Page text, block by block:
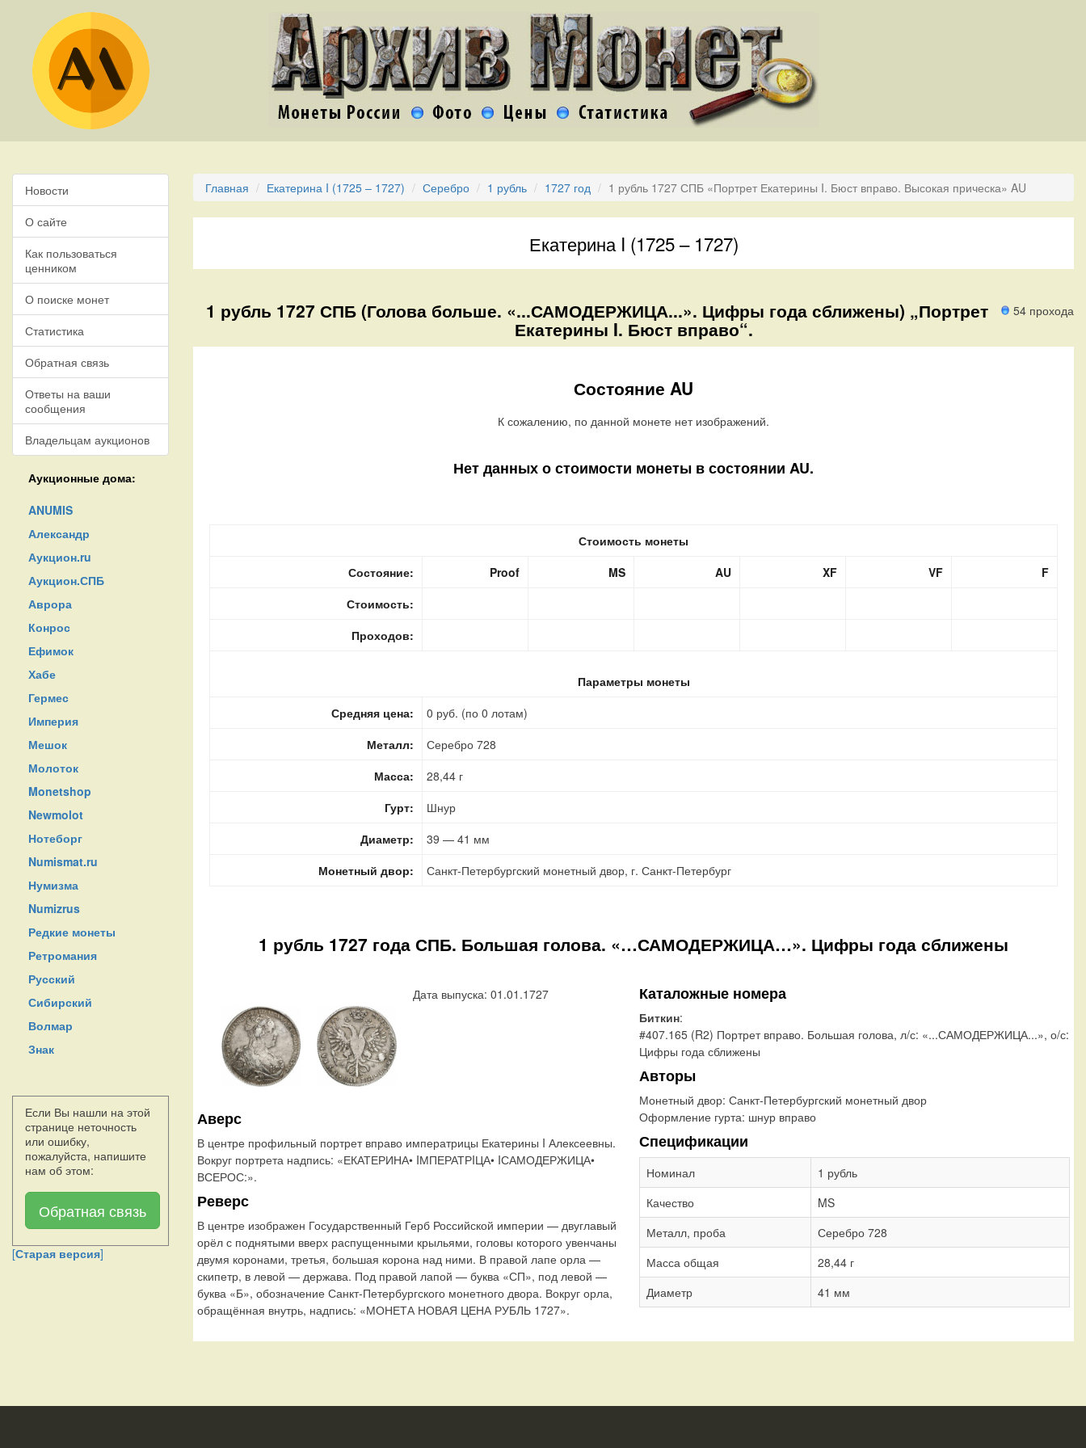
Новости
О сайте
Как пользоваться
ценником
О поиске монет
Статистика
Обратная связь
Ответы на ваши
сообщения
Владельцам аукционов
Аукционные дома:
ANUMIS
Александр
Аукцион.ru
Аукцион.СПБ
Аврора
Конрос
Ефимок
Хабе
Гермес
Империя
Мешок
Молоток
Monetshop
Newmolot
Нотеборг
Numismat.ru
Нумизма
Numizrus
Редкие монеты
Ретромания
Русский
Сибирский
Волмар
Знак
Если Вы нашли на этой
странице неточность
или ошибку,
пожалуйста, напишите
нам об этом:
Обратная связь
[Старая версия]
Главная Екатерина I (1725 – 1727) Серебро 1 рубль 1727 год 1 рубль 1727 СПБ «Портрет Екатерины I. Бюст вправо. Высокая прическа» AU
Екатерина I (1725 – 1727)
54 прохода
1 рубль 1727 СПБ (Голова больше. «...САМОДЕРЖИЦА...». Цифры года сближены) „Портрет
Екатерины I. Бюст вправо“.
Состояние AU
К сожалению, по данной монете нет изображений.
Нет данных о стоимости монеты в состоянии AU.
Стоимость монеты
Состояние:
Proof MS AU XF VF
F
Стоимость:
Проходов:
Параметры монеты
Средняя цена:
0 руб. (по 0 лотам)
Металл:
Серебро 728
Масса:
28,44 г
Гурт:
Шнур
Диаметр:
39 — 41 мм
Монетный двор:
Санкт-Петербургский монетный двор, г. Санкт-Петербург
1 рубль 1727 года СПБ. Большая голова. «…САМОДЕРЖИЦА…». Цифры года сближены
Дата выпуска: 01.01.1727
Аверс
В центре профильный портрет вправо императрицы Екатерины I Алексеевны.
Вокруг портрета надпись: «ЕКАТЕРИНА• IМПЕРАТРIЦА• IСАМОДЕРЖИЦА•
ВСЕРОС:».
Реверс
В центре изображен Государственный Герб Российской империи — двуглавый
орёл с поднятыми вверх распущенными крыльями, головы которого увенчаны
двумя коронами, третья, большая корона над ними. В правой лапе орла —
скипетр, в левой — держава. Под правой лапой — буква «СП», под левой —
буква «Б», обозначение Санкт-Петербургского монетного двора. Вокруг орла,
обращённая внутрь, надпись: «МОНЕТА НОВАЯ ЦЕНА РУБЛЬ 1727».
Каталожные номера
Биткин:
#407.165 (R2) Портрет вправо. Большая голова, л/с: «...САМОДЕРЖИЦА...», о/с:
Цифры года сближены
Авторы
Монетный двор: Санкт-Петербургский монетный двор
Оформление гурта: шнур вправо
Спецификации
Номинал
1 рубль
Качество
MS
Металл, проба
Серебро 728
Масса общая
28,44 г
Диаметр
41 мм